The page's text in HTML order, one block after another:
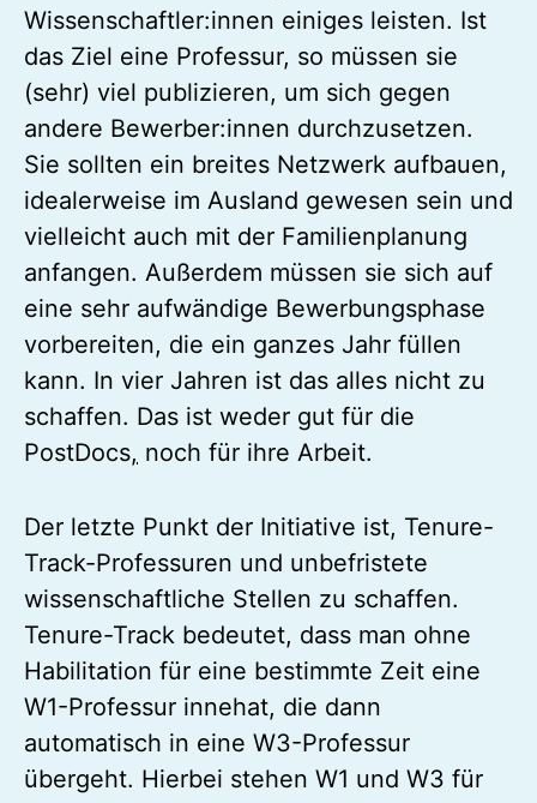
Wissenschaftler:innen einiges leisten. Ist
das Ziel eine Professur, so müssen sie
(sehr) viel publizieren, um sich gegen
andere Bewerber:innen durchzusetzen.
Sie sollten ein breites Netzwerk aufbauen,
idealerweise im Ausland gewesen sein und
vielleicht auch mit der Familienplanung
anfangen. Außerdem müssen sie sich auf
eine sehr aufwändige Bewerbungsphase
vorbereiten, die ein ganzes Jahr füllen
kann. In vier Jahren ist das alles nicht zu
schaffen. Das ist weder gut für die
PostDocs, noch für ihre Arbeit.
Der letzte Punkt der Initiative ist, Tenure-
Track-Professuren und unbefristete
wissenschaftliche Stellen zu schaffen.
Tenure-Track bedeutet, dass man ohne
Habilitation für eine bestimmte Zeit eine
W1-Professur innehat, die dann
automatisch in eine W3-Professur
übergeht. Hierbei stehen W1 und W3 für